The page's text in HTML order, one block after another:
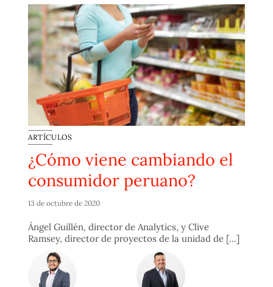
ARTÍCULOS
¿Cómo viene cambiando el
consumidor peruano?
13 de octubre de 2020
Ángel Guillén, director de Analytics, y Clive
Ramsey, director de proyectos de la unidad de [...]